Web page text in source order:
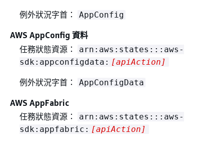
例外狀況字首： AppConfig
AWS AppConfig 資料
任務狀態資源：
arn:aws:states:::aws-
sdk:appconfigdata: [apiAction]
例外狀況字首： AppConfigData
AWS AppFabric
任務狀態資源：
arn:aws:states:::aws-
sdk:appfabric: [apiAction]